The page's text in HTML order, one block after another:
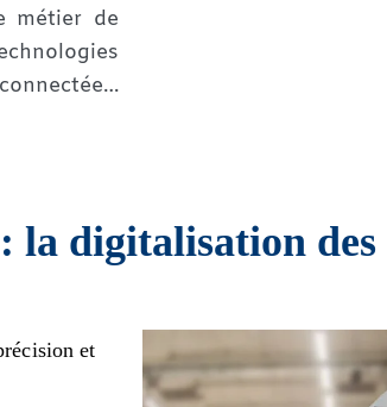
métier de
digitalisation des
et